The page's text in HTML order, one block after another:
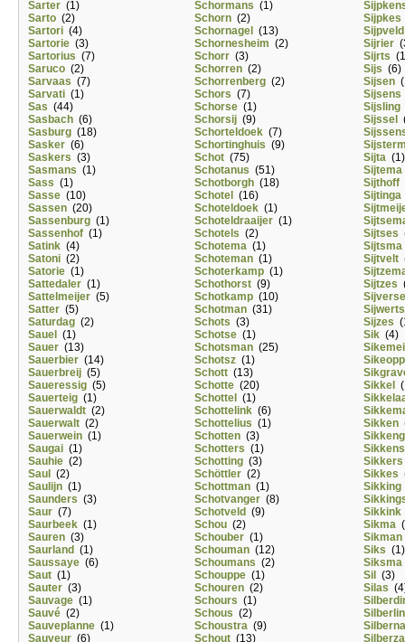
Sarter (1)
Sarto (2)
Sartori (4)
Sartorie (3)
Sartorius (7)
Saruco (2)
Sarvaas (7)
Sarvati (1)
Sas (44)
Sasbach (6)
Sasburg (18)
Sasker (6)
Saskers (3)
Sasmans (1)
Sass (1)
Sasse (10)
Sassen (20)
Sassenburg (1)
Sassenhof (1)
Satink (4)
Satoni (2)
Satorie (1)
Sattedaler (1)
Sattelmeijer (5)
Satter (5)
Saturdag (2)
Sauel
(1)
Sauer (13)
Sauerbier (14)
Sauerbreij (5)
Saueressig (5)
Sauerteig (1)
Sauerwaldt (2)
Sauerwalt (2)
Sauerwein (1)
Saugai (1)
Sauhie (2)
Saul
(2)
Saulijn (1)
Saunders (3)
Saur (7)
Saurbeek (1)
Sauren (3)
Saurland (1)
Saussaye (6)
Saut (1)
Sauter (3)
Sauvage (1)
Sauvé (2)
Sauveplanne (1)
Sauveur (6)
Schormans (1)
Schorn (2)
Schornagel
(13)
Schornesheim (2)
Schorr (3)
Schorren (2)
Schorrenberg (2)
Schors (7)
Schorse (1)
Schorsij (9)
Schorteldoek (7)
Schortinghuis (9)
Schot (75)
Schotanus (51)
Schotborgh (18)
Schotel
(16)
Schoteldoek (1)
Schoteldraaijer (1)
Schotels (2)
Schotema (1)
Schoteman (1)
Schoterkamp (1)
Schothorst (9)
Schotkamp (10)
Schotman (31)
Schots (3)
Schotse (1)
Schotsman (25)
Schotsz (1)
Schott (13)
Schotte (20)
Schottel
(1)
Schottelink (6)
Schottelius (1)
Schotten (3)
Schotters (1)
Schotting (3)
Schöttler (2)
Schottman (1)
Schotvanger (8)
Schotveld (9)
Schou (2)
Schouber (1)
Schouman (12)
Schoumans (2)
Schouppe (1)
Schouren (2)
Schours (1)
Schous (2)
Schoustra (9)
Schout (13)
Sijpkes
Sijpveld
Sijrier
Sijrts
Sijs (6)
Sijsen
Sijsens
Sijsling
Sijssel
Sijta (1)
Sijtema
Sijthoff
Sijtinga
Sijtses
Sijtsma
Sijtvelt
Sijtzes
Sijwerts
Sijzes
Sik (4)
Sikkel
Sikken
Sikkens
Sikkers
Sikkes
Sikking
Sikkink
Sikma
Sikman
Siks (1)
Siksma
Sil
(3)
Silas